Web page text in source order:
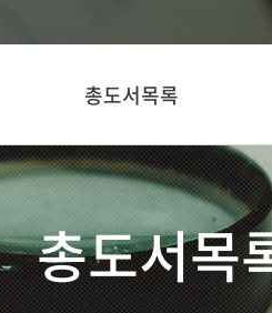
총도서목록
총도서목